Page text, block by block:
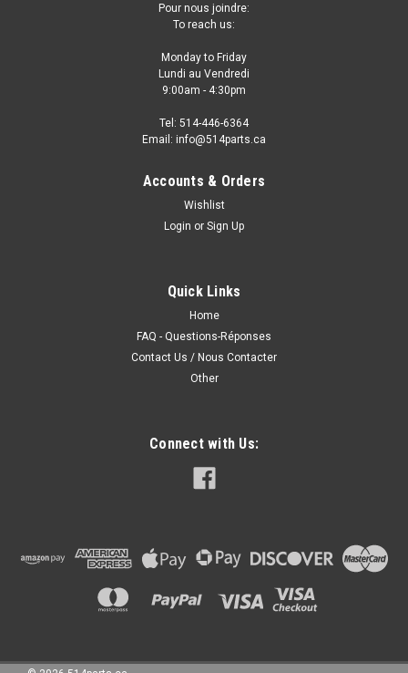
2010 - 2011 KIA SOUL FOG LIGHT ASSEMBLY -
ENSEMBLE DE PHARE ANTIBROUILLARD
2010 - 2011 KIA SOUL FOG LIGHT ASSEMBLY - ENSEMBLE DE
CHOOSE OPTIONS
Pour nous joindre:
To reach us:
Monday to Friday
Lundi au Vendredi
9:00am - 4:30pm
Tel: 514-446-6364
Email: info@514parts.ca
Accounts & Orders
Wishlist
Login or Sign Up
Quick Links
Home
FAQ - Questions-Réponses
Contact Us / Nous Contacter
Other
Connect with Us: